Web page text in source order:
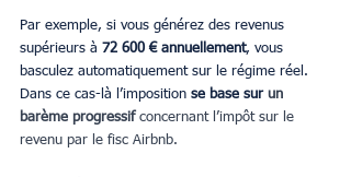
Par exemple, si vous générez des revenus
supérieurs à 72 600 € annuellement, vous
basculez automatiquement sur le régime réel.
Dans ce cas-là l’imposition se base sur un
barème progressif concernant l’impôt sur le
revenu par le fisc Airbnb.